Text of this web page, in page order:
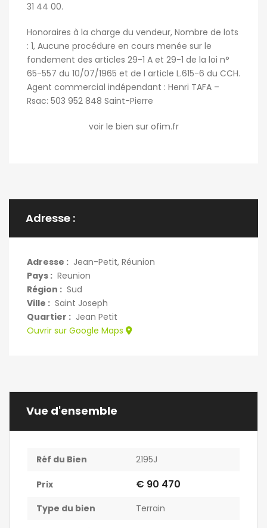
31 44 00.
Honoraires à la charge du vendeur, Nombre de lots
: 1, Aucune procédure en cours menée sur le
fondement des articles 29-1 A et 29-1 de la loi n°
65-557 du 10/07/1965 et de l article L.615-6 du CCH.
Agent commercial indépendant : Henri TAFA –
Rsac: 503 952 848 Saint-Pierre
voir le bien sur ofim.fr
Adresse :
Adresse : Jean-Petit, Réunion
Pays : Reunion
Région : Sud
Ville : Saint Joseph
Quartier : Jean Petit
Ouvrir sur Google Maps
Vue d'ensemble
Réf du Bien 2195J
Prix € 90 470
Type du bien
Terrain